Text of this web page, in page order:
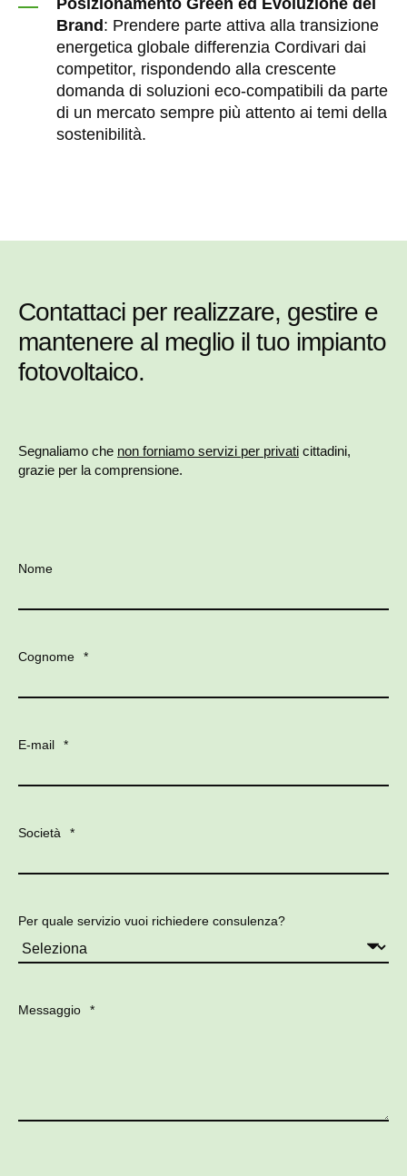
Posizionamento Green ed Evoluzione del
Brand : Prendere parte attiva alla transizione
energetica globale differenzia Cordivari dai
competitor, rispondendo alla crescente
domanda di soluzioni eco-compatibili da parte
di un mercato sempre più attento ai temi della
sostenibilità.
Contattaci per realizzare, gestire e
mantenere al meglio il tuo impianto
fotovoltaico.
Segnaliamo che non forniamo servizi per privati cittadini,
grazie per la comprensione.
Nome
Cognome *
E-mail *
Società *
Per quale servizio vuoi richiedere consulenza?
Messaggio *